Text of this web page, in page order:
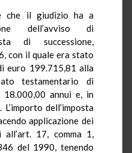
che il giudizio ha a
dell’avviso di
di successione,
con il quale era stato
euro 199.715,81 alla
testamentario di
annui e, in
dell’imposta
applicazione dei
17, comma 1,
del 1990, tenendo